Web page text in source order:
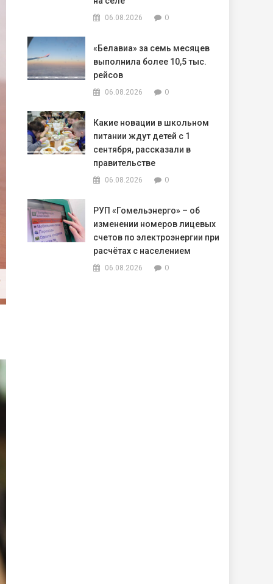
06.08.2026 0
«Белавиа» за семь месяцев
выполнила более 10,5 тыс.
рейсов
06.08.2026 0
Какие новации в школьном
питании ждут детей с 1
сентября, рассказали в
правительстве
06.08.2026 0
РУП «Гомельэнерго» – об
изменении номеров лицевых
счетов по электроэнергии при
расчётах с населением
06.08.2026 0